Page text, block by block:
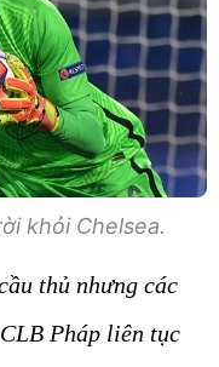
khỏi Chelsea.
thủ nhưng các
Pháp liên tục